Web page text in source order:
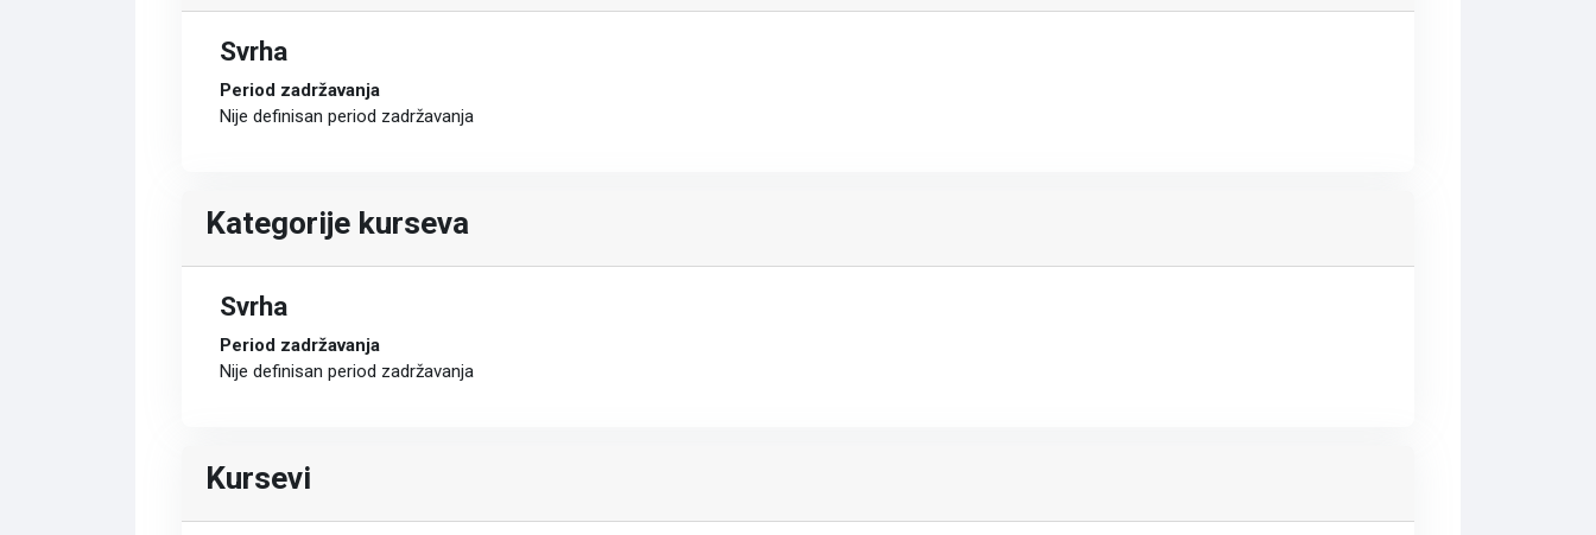
Svrha
Period zadržavanja
Nije definisan period zadržavanja
Kategorije kurseva
Svrha
Period zadržavanja
Nije definisan period zadržavanja
Kursevi